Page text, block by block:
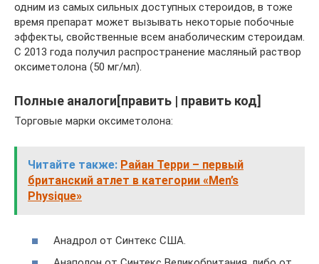
одним из самых сильных доступных стероидов, в тоже
время препарат может вызывать некоторые побочные
эффекты, свойственные всем анаболическим стероидам.
С 2013 года получил распространение масляный раствор
оксиметолона (50 мг/мл).
Полные аналоги[править | править код]
Торговые марки оксиметолона:
Читайте также: Райан Терри – первый
британский атлет в категории «Men’s
Physique»
Анадрол от Синтекс США.